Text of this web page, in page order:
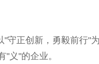
正创新，勇毅前行"
义"的企业。